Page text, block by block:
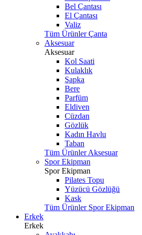
Bel Çantası
El Çantası
Valiz
Tüm Ürünler Çanta
Aksesuar
Aksesuar
Kol Saati
Kulaklık
Şapka
Bere
Parfüm
Eldiven
Cüzdan
Gözlük
Kadın Havlu
Taban
Tüm Ürünler Aksesuar
Spor Ekipman
Spor Ekipman
Pilates Topu
Yüzücü Gözlüğü
Kask
Tüm Ürünler Spor Ekipman
Erkek
Erkek